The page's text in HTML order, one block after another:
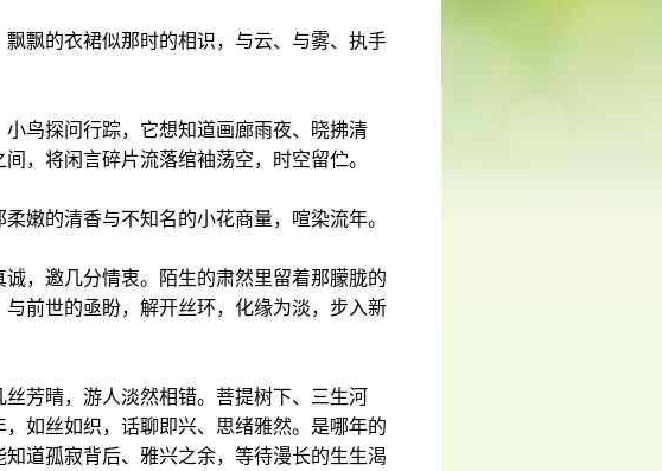
飘的衣裙似那时的相识，与云、与雾、执手
鸟探问行踪，它想知道画廊雨夜、晓拂清
，将闲言碎片流落绾袖荡空，时空留伫。
嫩的清香与不知名的小花商量，喧染流年。
，邀几分情衷。陌生的肃然里留着那朦胧的
前世的亟盼，解开丝环，化缘为淡，步入新
芳晴，游人淡然相错。菩提树下、三生河
如丝如织，话聊即兴、思绪雅然。是哪年的
道孤寂背后、雅兴之余，等待漫长的生生渴